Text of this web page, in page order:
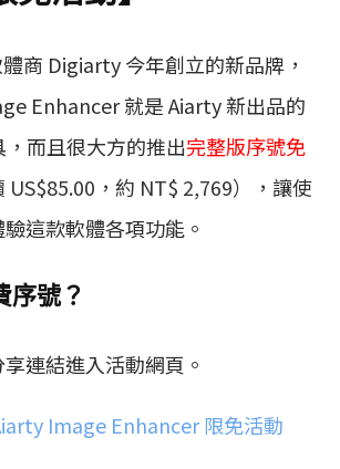
商 Digiarty 今年創立的新品牌，
Enhancer 就是 Aiarty 新出品的
而且很大方的推出完整版序號免
US$85.00，約 NT$ 2,769）
，讓使
這款軟體各項功能。
序號？
連結進入活動網頁。
Image Enhancer 限免活動